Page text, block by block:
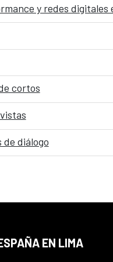
y redes digitales
cortos
de diálogo
EN LIMA